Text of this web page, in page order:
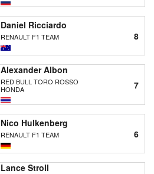
Daniel Ricciardo
RENAULT F1 TEAM 8
Alexander Albon
RED BULL TORO ROSSO
HONDA
7
Nico Hulkenberg
RENAULT F1 TEAM 6
Lance Stroll